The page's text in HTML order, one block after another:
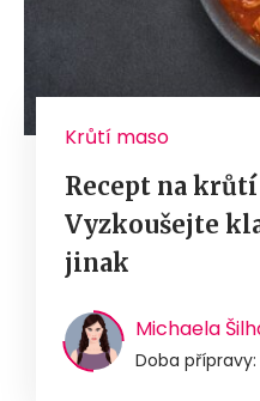
Krůtí maso
Recept na
Vyzkoušejte
jinak
Michaela
Doba